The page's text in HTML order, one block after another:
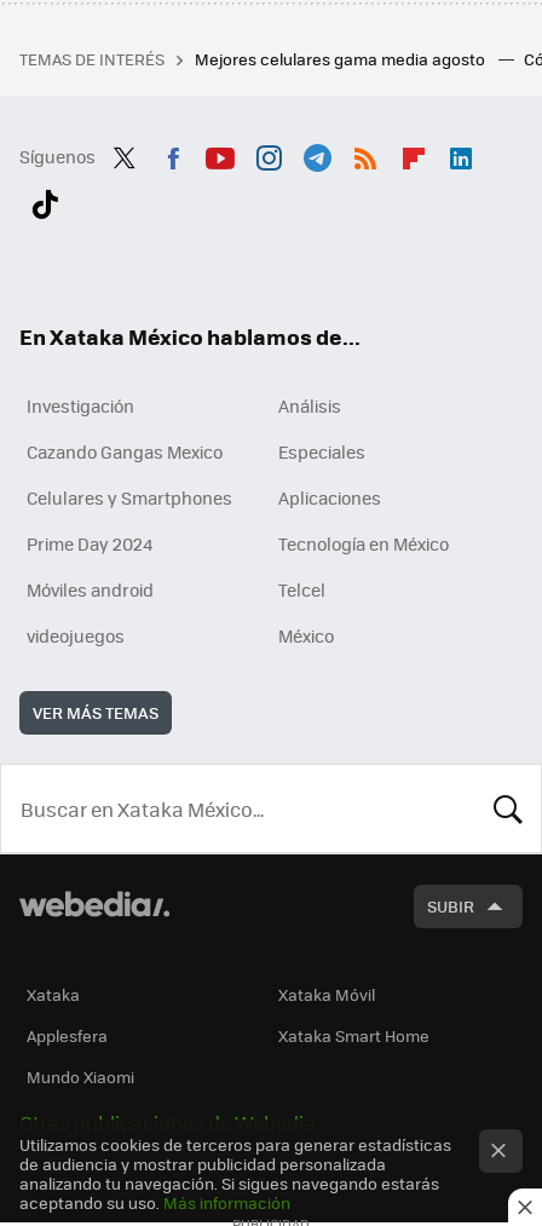
TEMAS DE INTERÉS Mejores celulares gama media agosto
Síguenos
En Xataka México hablamos de...
Investigación
Análisis
Cazando Gangas Mexico
Especiales
Celulares y Smartphones
Aplicaciones
Prime Day 2024
Tecnología en México
Móviles android
Telcel
videojuegos
México
VER MÁS TEMAS
SUBIR
Xataka
Xataka Móvil
Applesfera
Xataka Smart Home
Mundo Xiaomi
Otras publicaciones de Webedia
Utilizamos cookies de terceros para generar estadísticas
de audiencia y mostrar publicidad personalizada
analizando tu navegación. Si sigues navegando estarás
aceptando su uso. Más información